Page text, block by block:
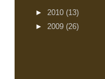
► 2010 (13)
► 2009 (26)